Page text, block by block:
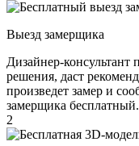
Выезд замерщика
Дизайнер-
решения, даст
произведет замер и
замерщика бесплатный.
2